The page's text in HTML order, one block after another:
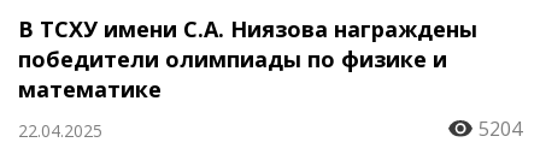
В ТСХУ имени С.А. Ниязова награждены
победители олимпиады по физике и
математике
22.04.2025 5204